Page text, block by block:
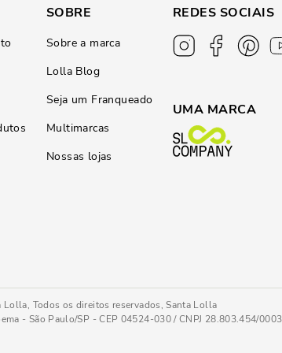
SOBRE
Sobre a marca
Lolla Blog
Seja um Franqueado
Multimarcas
Nossas lojas
REDES SOCIAIS
UMA MARCA
Lolla, Todos os direitos reservados, Santa Lolla
- São Paulo/SP - CEP 04524-030 / CNPJ 28.803.454/